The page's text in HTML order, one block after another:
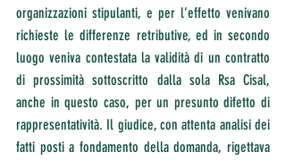
organizzazioni stipulanti, e per l’effetto venivano
richieste le differenze retributive, ed in secondo
luogo veniva contestata la validità di un contratto
di prossimità sottoscritto dalla sola Rsa Cisal,
anche in questo caso, per un presunto difetto di
rappresentatività. Il giudice, con attenta analisi dei
fatti posti a fondamento della domanda, rigettava